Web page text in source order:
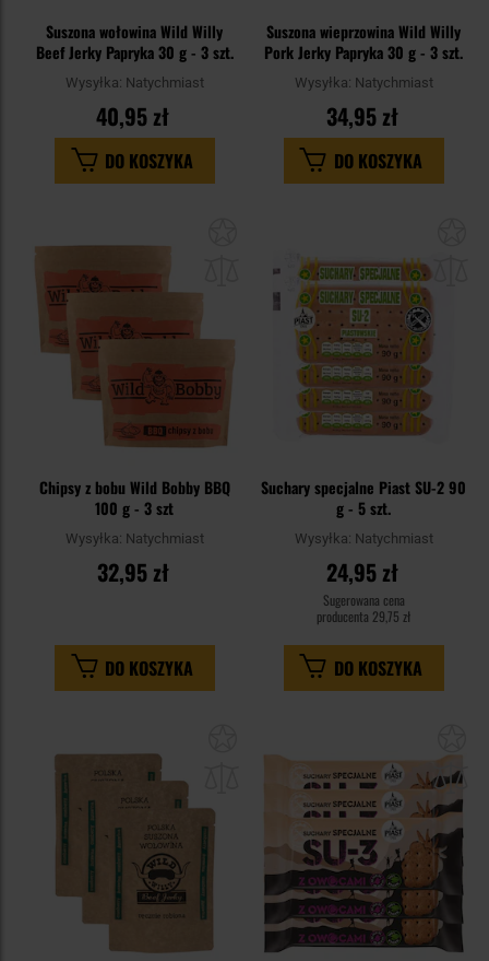
Suszona wołowina Wild Willy
Beef Jerky Papryka 30 g - 3 szt.
Wysyłka: Natychmiast
40,95 zł
DO KOSZYKA
Suszona wieprzowina Wild Willy
Pork Jerky Papryka 30 g - 3 szt.
Wysyłka: Natychmiast
34,95 zł
DO KOSZYKA
schowka
Chipsy z bobu Wild Bobby BBQ
100 g - 3 szt
Wysyłka: Natychmiast
32,95 zł
DO KOSZYKA
Suchary specjalne Piast SU-2 90
g - 5 szt.
Wysyłka: Natychmiast
24,95 zł
Sugerowana cena
producenta 29,75 zł
DO KOSZYKA
schowka